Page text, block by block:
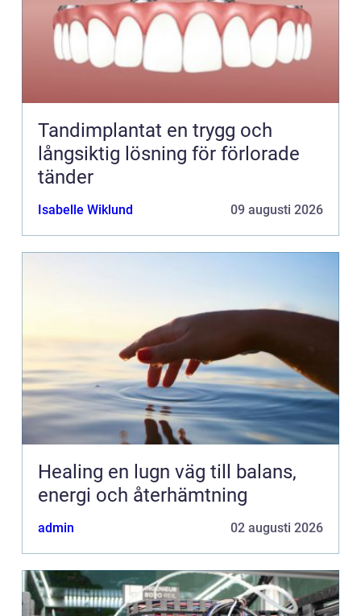
Tandimplantat en trygg och
långsiktig lösning för förlorade
tänder
Isabelle Wiklund 09 augusti 2026
Healing en lugn väg till balans,
energi och återhämtning
admin 02 augusti 2026